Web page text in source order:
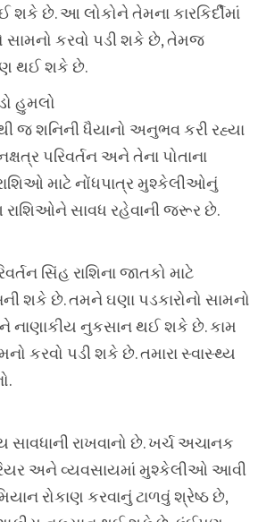
શકે છે. આ લોકોને તેમના કારકિર્દીમાં
સામનો કરવો પડી શકે છે, તેમજ
થઈ શકે છે.
હુમલો
જ શનિની ધૈયાનો અનુભવ કરી રહ્યા
પરિવર્તન અને તેના પોતાના
માટે નોંધપાત્ર મુશ્કેલીઓનું
સાવધ રહેવાની જરૂર છે.
સિંહ રાશિના જાતકો માટે
શકે છે. તમને ઘણા પડકારોનો સામનો
નાણાકીય નુકસાન થઈ શકે છે. કામ
કરવો પડી શકે છે. તમારા સ્વાસ્થ્ય
રાખવાનો છે. ખર્ચ અચાનક
અને વ્યવસાયમાં મુશ્કેલીઓ આવી
રોકાણ કરવાનું ટાળવું શ્રેષ્ઠ છે,